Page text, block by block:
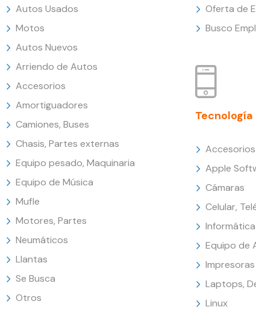
Autos Usados
Motos
Autos Nuevos
Arriendo de Autos
Accesorios
Amortiguadores
Camiones, Buses
Chasis, Partes externas
Equipo pesado, Maquinaria
Equipo de Música
Mufle
Motores, Partes
Neumáticos
Llantas
Se Busca
Otros
Oferta de
Busco
Tecnología
Accesorios
Apple
Cámaras
Celular,
Informática
Equipo de
Impresoras
Laptops,
Linux